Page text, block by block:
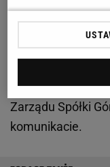
pojawiła się
Spółka Akcyjna
2024 roku
Laskowski
Zarządu Spółki
komunikacie.